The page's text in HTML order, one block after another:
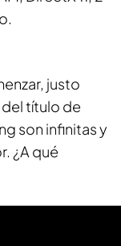
justo
título de
son infinitas y
¿A qué